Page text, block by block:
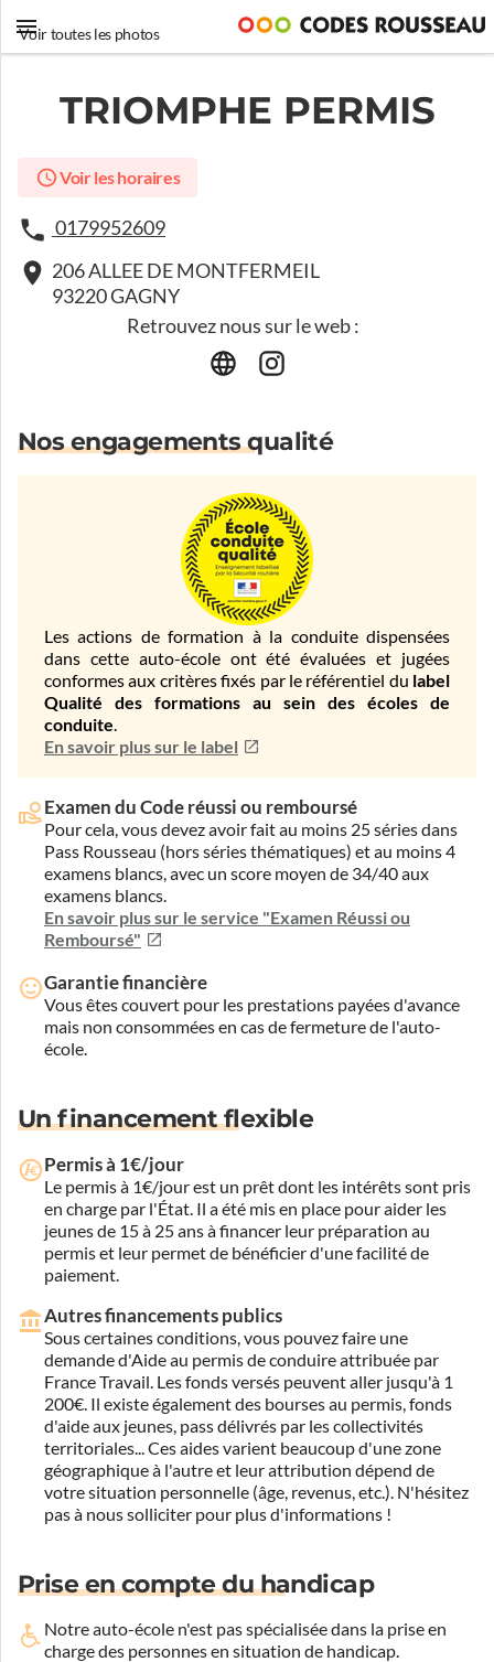
Voir toutes les photos
TRIOMPHE PERMIS
Voir les horaires
0179952609
206 ALLEE DE MONTFERMEIL
93220 GAGNY
Retrouvez nous sur le web :
Nos engagements qualité
Les actions de formation à la conduite dispensées
dans cette auto-école ont été évaluées et jugées
conformes aux critères fixés par le référentiel du label
Qualité des formations au sein des écoles de
conduite.
En savoir plus sur le label
Examen du Code réussi ou remboursé
Pour cela, vous devez avoir fait au moins 25 séries dans
Pass Rousseau (hors séries thématiques) et au moins 4
examens blancs, avec un score moyen de 34/40 aux
examens blancs.
En savoir plus sur le service "Examen Réussi ou
Remboursé"
Garantie financière
Vous êtes couvert pour les prestations payées d'avance
mais non consommées en cas de fermeture de l'auto-
école.
Un financement flexible
Permis à 1€/jour
Le permis à 1€/jour est un prêt dont les intérêts sont pris
en charge par l'État. Il a été mis en place pour aider les
jeunes de 15 à 25 ans à financer leur préparation au
permis et leur permet de bénéficier d'une facilité de
paiement.
Autres financements publics
Sous certaines conditions, vous pouvez faire une
demande d'Aide au permis de conduire attribuée par
France Travail. Les fonds versés peuvent aller jusqu'à 1
200€. Il existe également des bourses au permis, fonds
d'aide aux jeunes, pass délivrés par les collectivités
territoriales... Ces aides varient beaucoup d'une zone
géographique à l'autre et leur attribution dépend de
votre situation personnelle (âge, revenus, etc.). N'hésitez
pas à nous solliciter pour plus d'informations !
Prise en compte du handicap
Notre auto-école n'est pas spécialisée dans la prise en
charge des personnes en situation de handicap.